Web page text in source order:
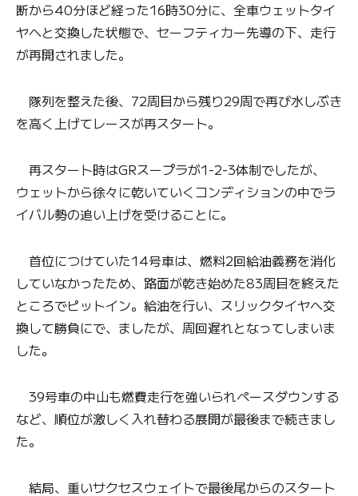
断から40分ほど経った16時30分に、全車ウェットタイ
ヤへと交換した状態で、セーフティカー先導の下、走行
が再開されました。
隊列を整えた後、72周目から残り29周で再び水しぶき
を高く上げてレースが再スタート。
再スタート時はGRスープラが1-2-3体制でしたが、
ウェットから徐々に乾いていくコンディションの中でラ
イバル勢の追い上げを受けることに。
首位につけていた14号車は、燃料2回給油義務を消化
していなかったため、路面が乾き始めた83周目を終えた
ところでピットイン。給油を行い、スリックタイヤへ交
換して勝負にで、ましたが、周回遅れとなってしまいま
した。
39号車の中山も燃費走行を強いられペースダウンする
など、順位が激しく入れ替わる展開が最後まで続きまし
た。
結局、重いサクセスウェイトで最後尾からのスタート